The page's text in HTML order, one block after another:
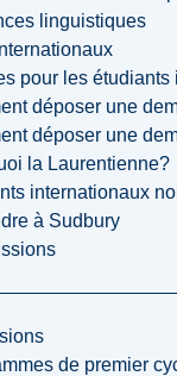
linguistiques
pour les étudiants
déposer une
déposer une
la Laurentienne?
internationaux
à Sudbury
de premier